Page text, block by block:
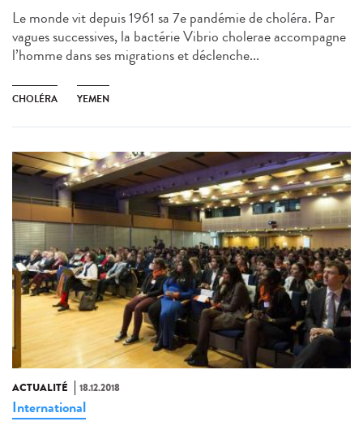
Le monde vit depuis 1961 sa 7e pandémie de choléra. Par
vagues successives, la bactérie Vibrio cholerae accompagne
l’homme dans ses migrations et déclenche...
CHOLÉRA YEMEN
ACTUALITÉ 18.12.2018
International